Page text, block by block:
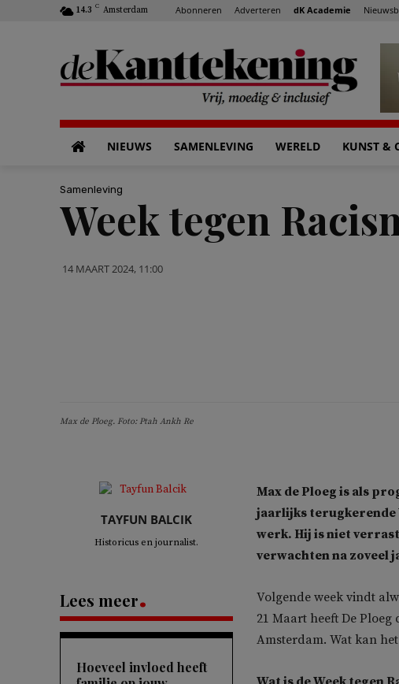
14.3 C Amsterdam Abonneren Adverteren dK Academie
NIEUWS SAMENLEVING WERELD KUNST &
Samenleving
Week tegen
14 MAART 2024, 11:00
Max de Ploeg. Foto: Ptah Ankh Re
TAYFUN BALCIK
Historicus en journalist.
Lees meer
Hoeveel invloed heeft
Max de Ploeg is als
jaarlijks terugkerende
werk. Hij is niet verrast
verwachten na zoveel
Volgende week vindt
21 Maart heeft De
Amsterdam. Wat kan